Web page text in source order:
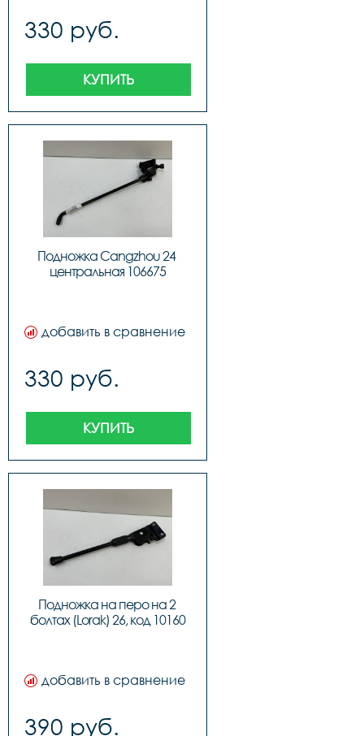
330 руб.
КУПИТЬ
Подножка Сangzhou 24
центральная 106675
добавить в сравнение
330 руб.
КУПИТЬ
Подножка на перо на 2
болтах (Lorak) 26, код 10160
добавить в сравнение
390 руб.